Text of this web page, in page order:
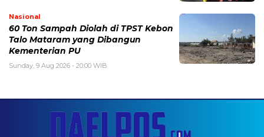
Nasional
60 Ton Sampah Diolah di TPST Kebon
Talo Mataram yang Dibangun
Kementerian PU
Sunday, 9 Aug 2026 - 20:00 WIB